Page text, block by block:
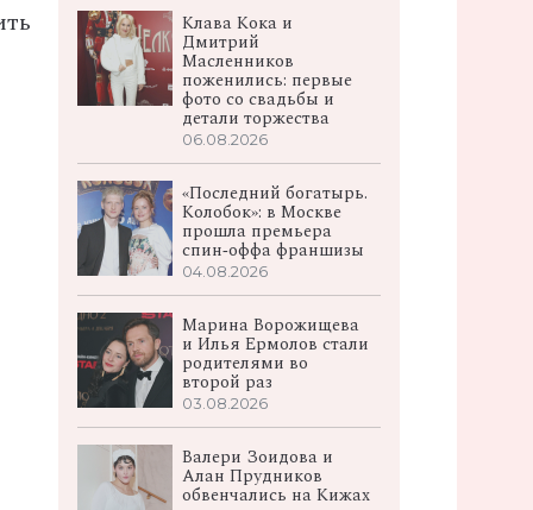
Клава Кока и
Дмитрий
Масленников
поженились: первые
фото со свадьбы и
детали торжества
06.08.2026
«Последний богатырь.
Колобок»: в Москве
прошла премьера
спин‑оффа франшизы
04.08.2026
Марина Ворожищева
и Илья Ермолов стали
родителями во
второй раз
03.08.2026
Валери Зоидова и
Алан Прудников
обвенчались на Кижах